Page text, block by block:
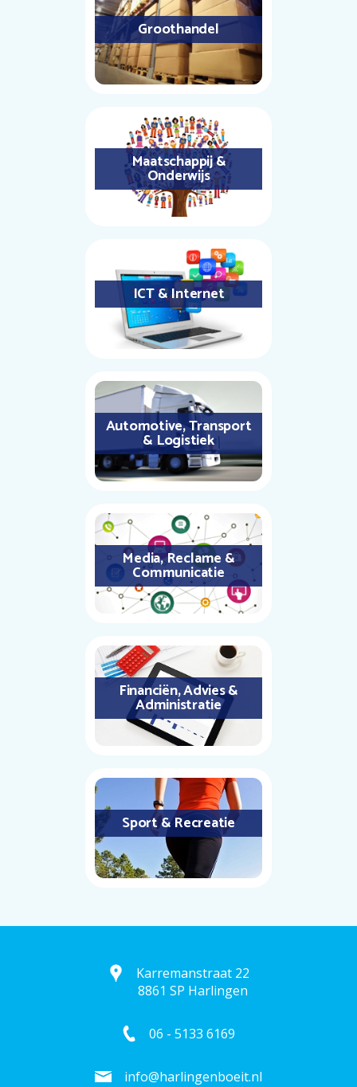
Groothandel
Maatschappij &
Onderwijs
ICT & Internet
Automotive, Transport
& Logistiek
Media, Reclame &
Communicatie
Financiën, Advies &
Administratie
Sport & Recreatie
Karremanstraat 22
8861 SP Harlingen
06 - 5133 6169
info@harlingenboeit.nl